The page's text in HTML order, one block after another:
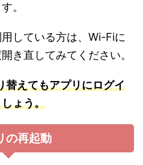
。
している方は、Wi-Fiに
き直してみてください。
えてもアプリにログイ
ょう。
の再起動